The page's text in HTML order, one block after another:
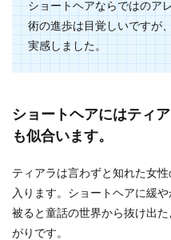
ーを作
ーを流し
祝儀の
す結婚
ショートヘアならではのア
術の進歩は目覚しいですが
実感しました。
ショートヘアにはティ
も似合います。
ティアラは言わずと知れた女
入ります。ショートヘアに緩
被ると童話の世界から抜け出
がりです。